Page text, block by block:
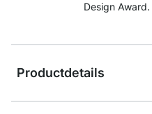
Design Award.
Productdetails